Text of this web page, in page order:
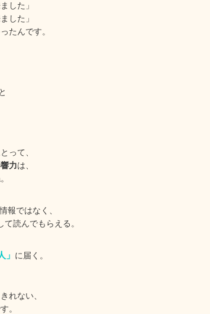
した」
した」
たんです。
と
って、
力は、
報ではなく、
て読んでもらえる。
」 に届く。
れない、
。